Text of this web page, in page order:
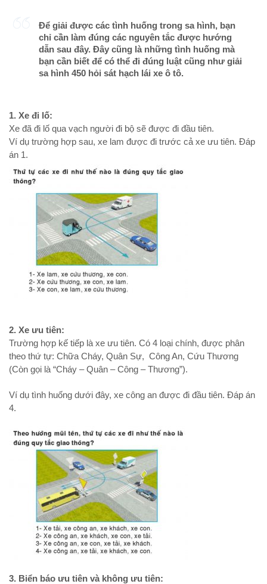
Để giải được các tình huống trong sa hình, bạn
chỉ cần làm đúng các nguyên tắc được hướng
dẫn sau đây. Đây cũng là những tình huống mà
bạn cần biết để có thể đi đúng luật cũng như giải
sa hình 450 hỏi sát hạch lái xe ô tô.
1. Xe đi lố:
Xe đã đi lố qua vạch người đi bộ sẽ được đi đầu tiên.
Ví dụ trường hợp sau, xe lam được đi trước cả xe ưu tiên. Đáp
án 1.
2. Xe ưu tiên:
Trường hợp kế tiếp là xe ưu tiên. Có 4 loại chính, được phân
theo thứ tự: Chữa Cháy, Quân Sự, Công An, Cứu Thương
(Còn gọi là “Cháy – Quân – Công – Thương”).
Ví dụ tình huống dưới đây, xe công an được đi đầu tiên. Đáp án
4.
3. Biển báo ưu tiên và không ưu tiên: